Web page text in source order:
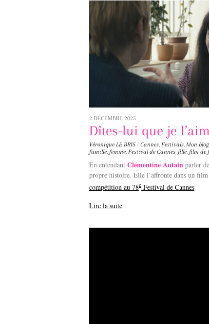
2 DÉCEMBRE 2025
Dîtes-lui que je
Véronique LE BRIS / Cannes, Festivals, Mon blog
famille, femme, Festival de Cannes, fille, film de
En entendant Clémentine Autain parler
propre histoire. Elle l’affronte dans un
compétition au 78e Festival de Cannes.
Lire la suite